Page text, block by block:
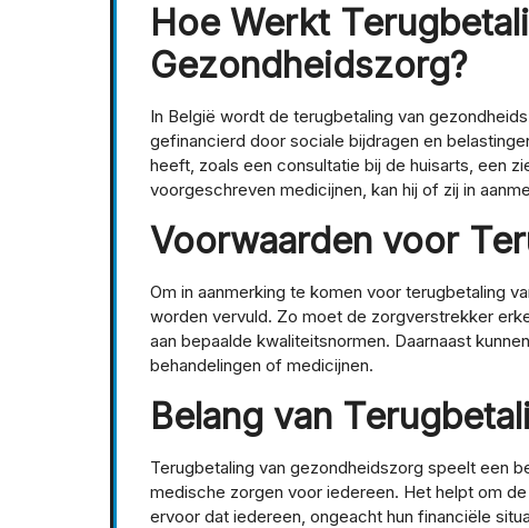
Hoe Werkt
Gezondheidszorg?
In België wordt de terugbetaling van
gefinancierd door sociale bijdragen en
heeft, zoals een consultatie bij de huisarts, een
voorgeschreven medicijnen, kan hij of zij in
Voorwaarden voor
Om in aanmerking te komen voor terugbetaling
worden vervuld. Zo moet de zorgverstrekker
aan bepaalde kwaliteitsnormen. Daarnaast
behandelingen of medicijnen.
Belang van
Terugbetaling van gezondheidszorg speelt een
medische zorgen voor iedereen. Het helpt om
ervoor dat iedereen, ongeacht hun financiële